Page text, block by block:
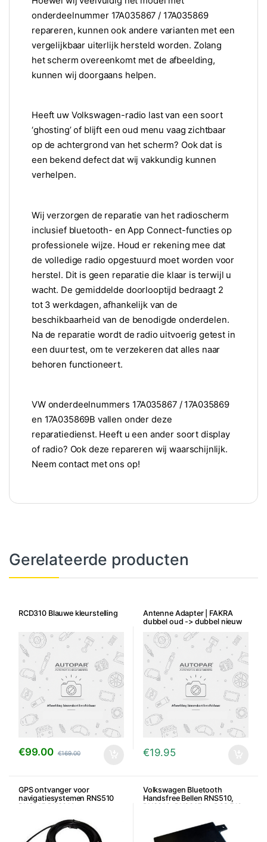
onderdeelnummer 17A035867 / 17A035869
repareren, kunnen ook andere varianten met een
vergelijkbaar uiterlijk hersteld worden. Zolang
het scherm overeenkomt met de afbeelding,
kunnen wij doorgaans helpen.
Heeft uw Volkswagen-radio last van een soort
‘ghosting’ of blijft een oud menu vaag zichtbaar
op de achtergrond van het scherm? Ook dat is
een bekend defect dat wij vakkundig kunnen
verhelpen.
Wij verzorgen de reparatie van het radioscherm
inclusief bluetooth- en App Connect-functies op
professionele wijze. Houd er rekening mee dat
de volledige radio opgestuurd moet worden voor
herstel. Dit is geen reparatie die klaar is terwijl u
wacht. De gemiddelde doorlooptijd bedraagt 2
tot 3 werkdagen, afhankelijk van de
beschikbaarheid van de benodigde onderdelen.
Na de reparatie wordt de radio uitvoerig getest in
een duurtest, om te verzekeren dat alles naar
behoren functioneert.
VW onderdeelnummers 17A035867 / 17A035869
en 17A035869B vallen onder deze
reparatiedienst. Heeft u een ander soort display
of radio? Ook deze repareren wij waarschijnlijk.
Neem contact met ons op!
Gerelateerde producten
RCD310 Blauwe kleurstelling
€99.00 €169.00
Antenne Adapter | FAKRA
dubbel oud -> dubbel nieuw
€19.95
GPS ontvanger voor
navigatiesystemen RNS510
RNS315 RNS310
Volkswagen Bluetooth
Handsfree Bellen RNS510,
RNS310, RNS315 en RCD510 –